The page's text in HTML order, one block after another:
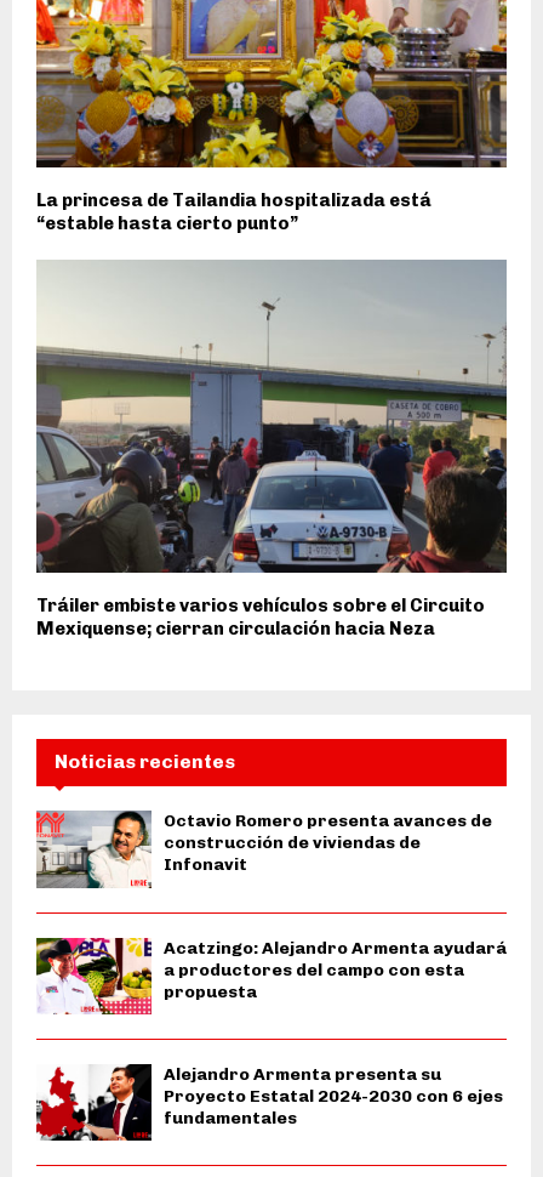
La princesa de Tailandia hospitalizada está
“estable hasta cierto punto”
Tráiler embiste varios vehículos sobre el Circuito
Mexiquense; cierran circulación hacia Neza
Noticias recientes
Octavio Romero presenta avances de
construcción de viviendas de
Infonavit
Acatzingo: Alejandro Armenta ayudará
a productores del campo con esta
propuesta
Alejandro Armenta presenta su
Proyecto Estatal 2024-2030 con 6 ejes
fundamentales